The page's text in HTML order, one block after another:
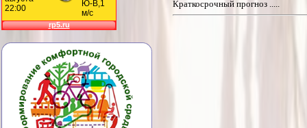
Краткосрочный прогноз .....